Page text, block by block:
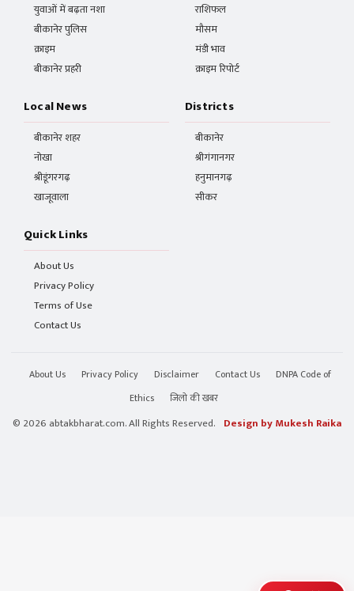
युवाओं में बढ़ता नशा
बीकानेर पुलिस
क्राइम
बीकानेर प्रहरी
राशिफल
मौसम
मंडी भाव
क्राइम रिपोर्ट
Local News
बीकानेर शहर
नोखा
श्रीडूंगरगढ़
खाजूवाला
Districts
बीकानेर
श्रीगंगानगर
हनुमानगढ़
सीकर
Quick Links
About Us
Privacy Policy
Terms of Use
Contact Us
About Us Privacy Policy Disclaimer Contact Us
DNPA Code of
Ethics
जिलो की खबर
© 2026 abtakbharat.com. All Rights Reserved. Design by Mukesh Raika